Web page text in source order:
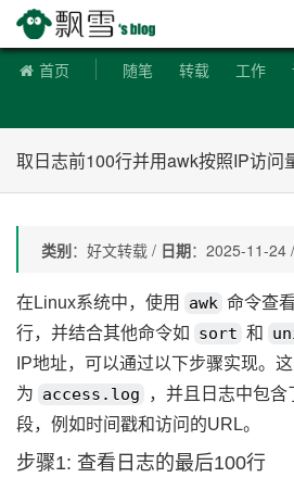
首页 随笔 转载 工作
取日志前100行并用awk按照IP访问
类别：好文转载 / 日期：2025-11-24 /
在Linux系统中，使用 awk 命令查
行，并结合其他命令如
sort 和
IP地址，可以通过以下步骤实现。
为 access.log
，并且日志中包
段，例如时间戳和访问的URL。
步骤1: 查看日志的最后100行